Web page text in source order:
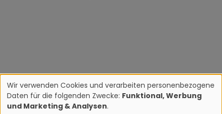
V
Wir verwenden Cookies und verarbeiten personenbezogene
Daten für die folgenden Zwecke: Funktional, Werbung
und Marketing & Analysen.